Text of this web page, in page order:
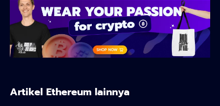
Artikel Ethereum lainnya